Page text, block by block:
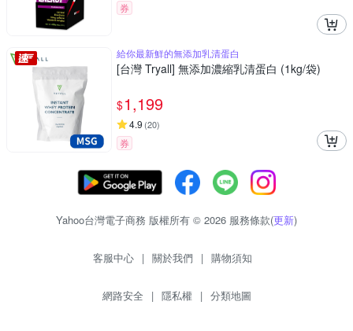
券
給你最新鮮的無添加乳清蛋白
[台灣 Tryall] 無添加濃縮乳清蛋白 (1kg/袋)
$1,199
4.9 (20)
券
Yahoo台灣電子商務 版權所有 © 2026 服務條款(更新)
客服中心 | 關於我們 | 購物須知
網路安全 | 隱私權 | 分類地圖